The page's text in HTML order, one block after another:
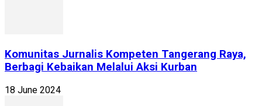
Komunitas Jurnalis Kompeten Tangerang Raya,
Berbagi Kebaikan Melalui Aksi Kurban
18 June 2024